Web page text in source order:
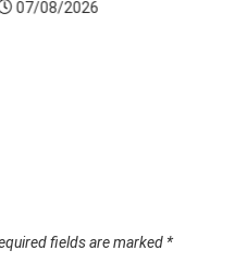
07/08/2026
fields are marked *